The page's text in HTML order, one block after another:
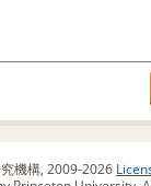
機構, 2009-2026